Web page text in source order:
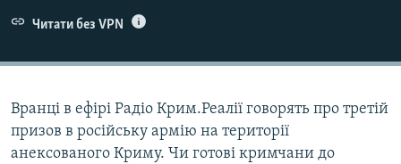
Читати без VPN
Вранці в ефірі Радіо Крим.Реалії говорять про третій
призов в російську армію на території
анексованого Криму. Чи готові кримчани до